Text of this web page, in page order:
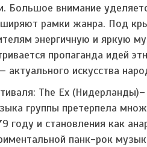
Большое внимание
рамки жанра. Под
энергичную и яркую
пропаганда идей
искусства
The Ex
группы претерпела
году и становления как
панк-рок